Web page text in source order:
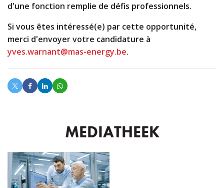
d'une fonction remplie de défis professionnels.
Si vous êtes intéressé(e) par cette opportunité,
merci d'envoyer votre candidature à
yves.warnant@mas-energy.be.
MEDIATHEEK